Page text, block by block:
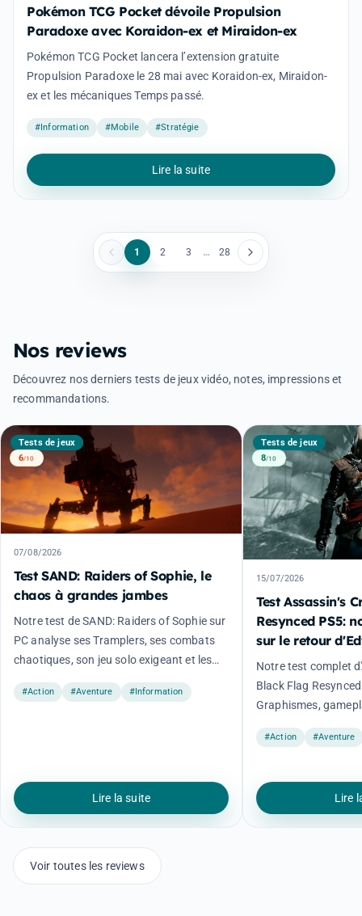
Pokémon TCG Pocket dévoile Propulsion
Paradoxe avec Koraidon-ex et Miraidon-ex
Pokémon TCG Pocket lancera l’extension gratuite
Propulsion Paradoxe le 28 mai avec Koraidon-ex, Miraidon-
ex et les mécaniques Temps passé.
#Information #Mobile #Stratégie
Lire la suite
1 2 3 … 28
Nos reviews
Découvrez nos derniers tests de jeux vidéo, notes, impressions et
recommandations.
Tests de jeux
6/10
07/08/2026
Test SAND: Raiders of Sophie, le
chaos à grandes jambes
Notre test de SAND: Raiders of Sophie sur
PC analyse ses Tramplers, ses combats
chaotiques, son jeu solo exigeant et les
#Action #Aventure #Information
Lire la suite
Tests de jeux
8/10
15/07/2026
Test Assassin's
Resynced PS5:
sur le retour
Notre test complet
Black Flag
Graphismes,
#Action #Aventure
Lire
Voir toutes les reviews